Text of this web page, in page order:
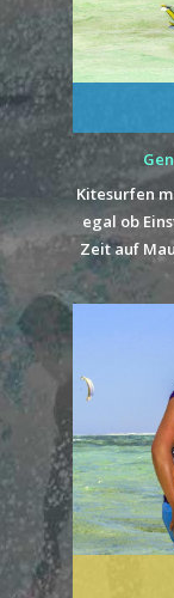
Kitesurfen
egal ob
Zeit auf